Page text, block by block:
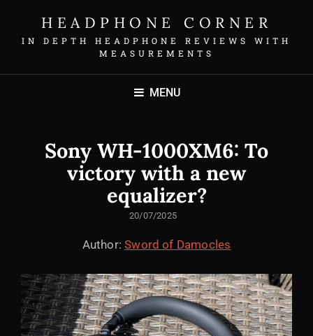
HEADPHONE CORNER
IN DEPTH HEADPHONE REVIEWS WITH
MEASUREMENTS
MENU
Sony WH-1000XM6: To
victory with a new
equalizer?
POSTED
20/07/2025
Author:Sword of Damocles